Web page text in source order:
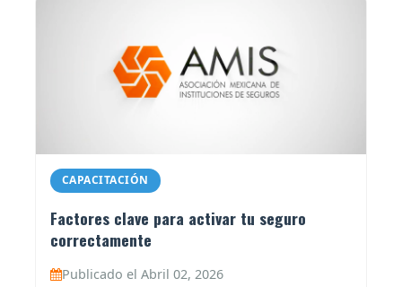
CAPACITACIÓN
Factores clave para activar tu seguro
correctamente
Publicado el Abril 02, 2026